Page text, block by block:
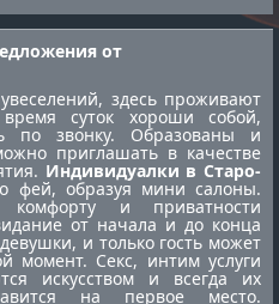
от
здесь проживают
суток хороши собой,
по звонку. Образованы и
приглашать в качестве
Индивидуалки в Старо-
фей, образуя мини салоны.
и приватности
от начала и до конца
и только гость может
момент. Секс, интим услуги
искусством и всегда их
на первое место.